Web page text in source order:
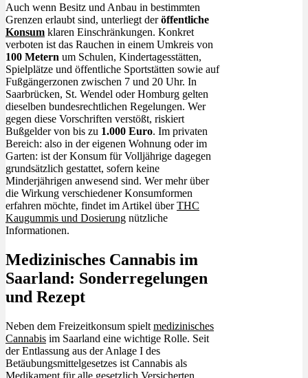
Auch wenn Besitz und Anbau in bestimmten
Grenzen erlaubt sind, unterliegt deröffentliche
Konsum klaren Einschränkungen. Konkret
verboten ist das Rauchen in einem Umkreis von
100 Metern um Schulen, Kindertagesstätten,
Spielplätze und öffentliche Sportstätten sowie auf
Fußgängerzonen zwischen 7 und 20 Uhr. In
Saarbrücken, St. Wendel oder Homburg gelten
dieselben bundesrechtlichen Regelungen. Wer
gegen diese Vorschriften verstößt, riskiert
Bußgelder von bis zu 1.000 Euro. Im privaten
Bereich: also in der eigenen Wohnung oder im
Garten: ist der Konsum für Volljährige dagegen
grundsätzlich gestattet, sofern keine
Minderjährigen anwesend sind. Wer mehr über
die Wirkung verschiedener Konsumformen
erfahren möchte, findet im Artikel überTHC
Kaugummis und Dosierung nützliche
Informationen.
Medizinisches Cannabis im
Saarland: Sonderregelungen
und Rezept
Neben dem Freizeitkonsum spielt medizinisches
Cannabis im Saarland eine wichtige Rolle. Seit
der Entlassung aus der Anlage I des
Betäubungsmittelgesetzes ist Cannabis als
Medikament für alle gesetzlich Versicherten